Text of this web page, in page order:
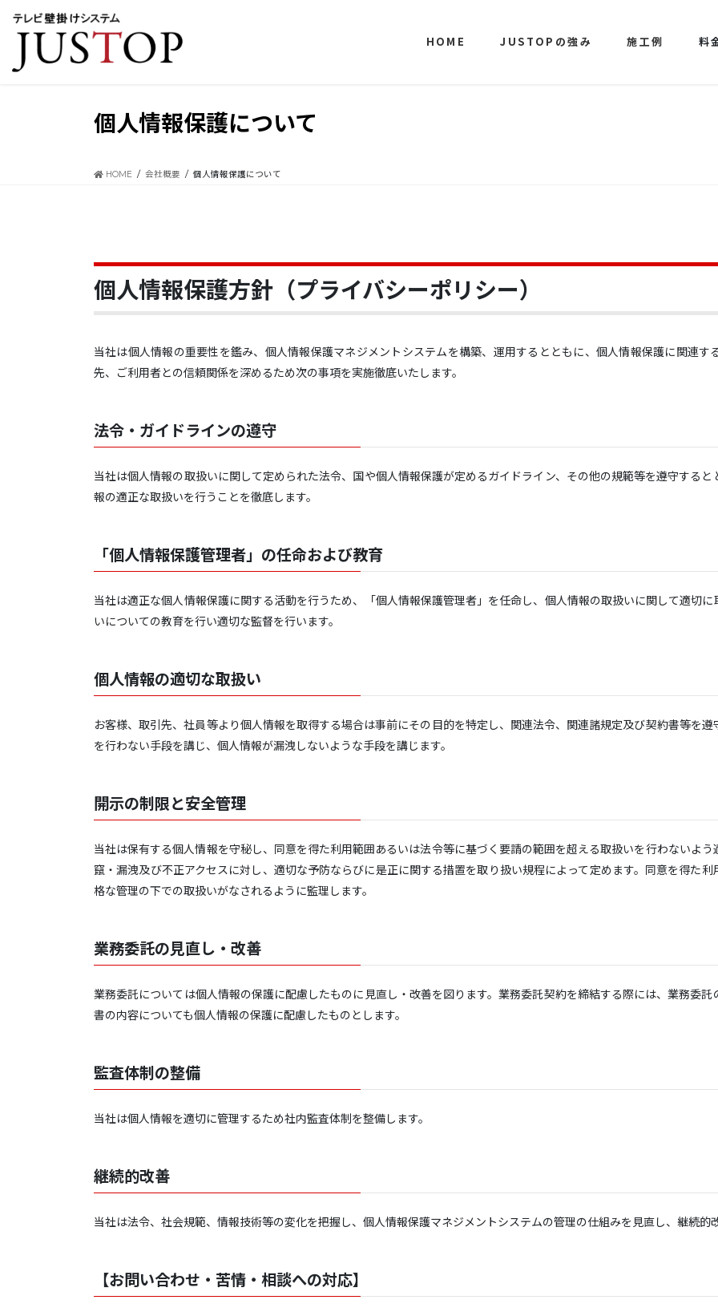
HOME JUSTOPの強み 施工例 料
個人情報保護について
HOME 会社概要 個人情報保護について
個人情報保護方針（プライバシーポリシー）
当社は個人情報の重要性を鑑み、個人情報保護マネジメントシステムを構築、運用するとともに、個人情報保護に関連す
先、ご利用者との信頼関係を深めるため次の事項を実施徹底いたします。
法令・ガイドラインの遵守
当社は個人情報の取扱いに関して定められた法令、国や個人情報保護が定めるガイドライン、その他の規範等を遵守する
報の適正な取扱いを行うことを徹底します。
「個人情報保護管理者」の任命および教育
当社は適正な個人情報保護に関する活動を行うため、「個人情報保護管理者」を任命し、個人情報の取扱いに関して適切
いについての教育を行い適切な監督を行います。
個人情報の適切な取扱い
お客様、取引先、社員等より個人情報を取得する場合は事前にその目的を特定し、関連法令、関連諸規定及び契約書等を
を行わない手段を講じ、個人情報が漏洩しないような手段を講じます。
開示の制限と安全管理
当社は保有する個人情報を守秘し、同意を得た利用範囲あるいは法令等に基づく要請の範囲を超える取扱いを行わないよ
竄・漏洩及び不正アクセスに対し、適切な予防ならびに是正に関する措置を取り扱い規程によって定めます。同意を得た
格な管理の下での取扱いがなされるように監理します。
業務委託の見直し・改善
業務委託については個人情報の保護に配慮したものに見直し・改善を図ります。業務委託契約を締結する際には、業務委
書の内容についても個人情報の保護に配慮したものとします。
監査体制の整備
当社は個人情報を適切に管理するため社内監査体制を整備します。
継続的改善
当社は法令、社会規範、情報技術等の変化を把握し、個人情報保護マネジメントシステムの管理の仕組みを見直し、継続的
【お問い合わせ・苦情・相談への対応】